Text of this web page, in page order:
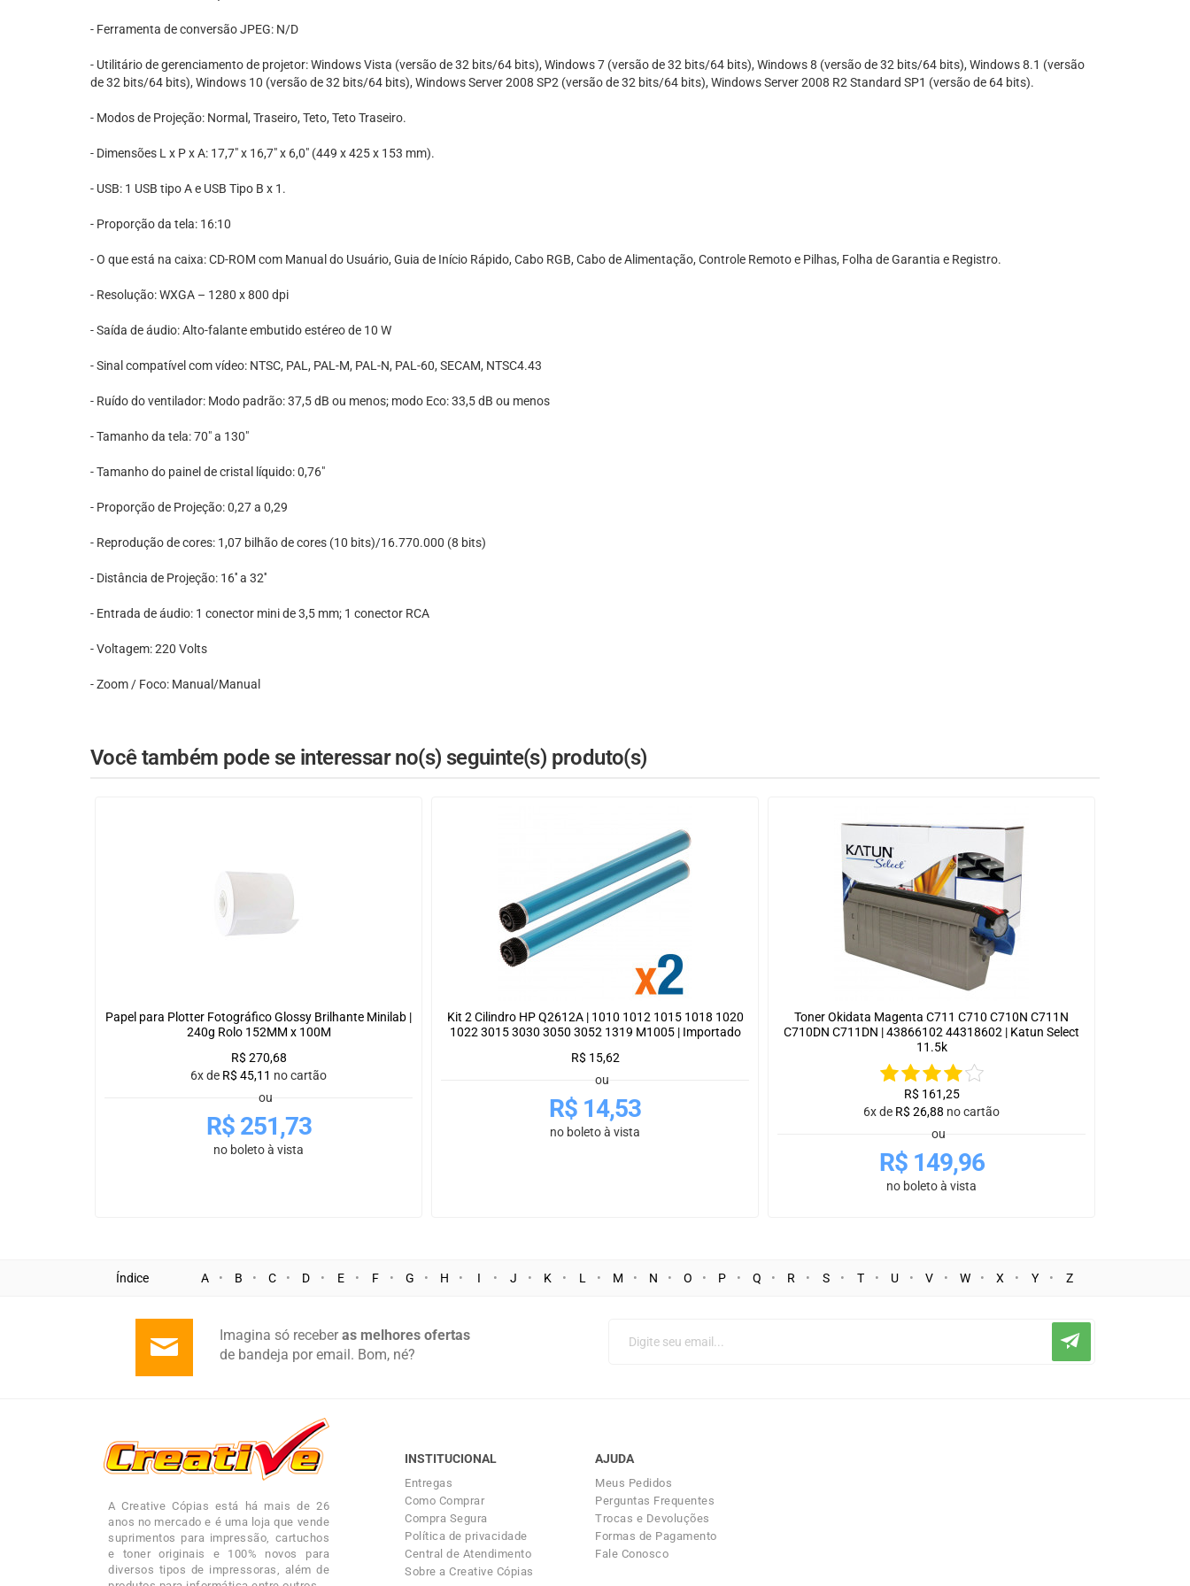
- Ferramenta de conversão JPEG: N/D
- Utilitário de gerenciamento de projetor: Windows Vista (versão de 32 bits/64 bits), Windows 7 (versão de 32 bits/64 bits), Windows 8 (versão de 32 bits/64 bits), Windows 8.1 (versão
de 32 bits/64 bits), Windows 10 (versão de 32 bits/64 bits), Windows Server 2008 SP2 (versão de 32 bits/64 bits), Windows Server 2008 R2 Standard SP1 (versão de 64 bits).
- Modos de Projeção: Normal, Traseiro, Teto, Teto Traseiro.
- Dimensões L x P x A: 17,7" x 16,7" x 6,0" (449 x 425 x 153 mm).
- USB: 1 USB tipo A e USB Tipo B x 1.
- Proporção da tela: 16:10
- O que está na caixa: CD-ROM com Manual do Usuário, Guia de Início Rápido, Cabo RGB, Cabo de Alimentação, Controle Remoto e Pilhas, Folha de Garantia e Registro.
- Resolução: WXGA – 1280 x 800 dpi
- Saída de áudio: Alto-falante embutido estéreo de 10 W
- Sinal compatível com vídeo: NTSC, PAL, PAL-M, PAL-N, PAL-60, SECAM, NTSC4.43
- Ruído do ventilador: Modo padrão: 37,5 dB ou menos; modo Eco: 33,5 dB ou menos
- Tamanho da tela: 70" a 130"
- Tamanho do painel de cristal líquido: 0,76"
- Proporção de Projeção: 0,27 a 0,29
- Reprodução de cores: 1,07 bilhão de cores (10 bits)/16.770.000 (8 bits)
- Distância de Projeção: 16'' a 32''
- Entrada de áudio: 1 conector mini de 3,5 mm; 1 conector RCA
- Voltagem: 220 Volts
- Zoom / Foco: Manual/Manual
Você também pode se interessar no(s) seguinte(s) produto(s)
Papel para Plotter Fotográfico Glossy Brilhante Minilab |
240g Rolo 152MM x 100M
R$ 270,68
6x de R$ 45,11 no cartão
ou
R$251,73
no boleto à vista
Kit 2 Cilindro HP Q2612A | 1010 1012 1015 1018 1020
1022 3015 3030 3050 3052 1319 M1005 | Importado
R$ 15,62
ou
R$ 14,53
no boleto à vista
Toner Okidata Magenta C711 C710 C710N C711N
C710DN C711DN | 43866102 44318602 | Katun Select
11.5k
R$ 161,25
6x de R$ 26,88 no cartão
ou
R$149,96
no boleto à vista
Índice A B C D E F G H I J K L M N O P Q R S T U V W X Y Z
Imagina só receberas melhores ofertas
de bandeja por email. Bom, né?
A Creative Cópias está há mais de 26
anos no mercado e é uma loja que vende
suprimentos para impressão, cartuchos
e toner originais e 100% novos para
diversos tipos de impressoras, além de
INSTITUCIONAL
Entregas
Como Comprar
Compra Segura
Política de privacidade
Central de Atendimento
Sobre a Creative Cópias
AJUDA
Meus Pedidos
Perguntas Frequentes
Trocas e Devoluções
Formas de Pagamento
Fale Conosco